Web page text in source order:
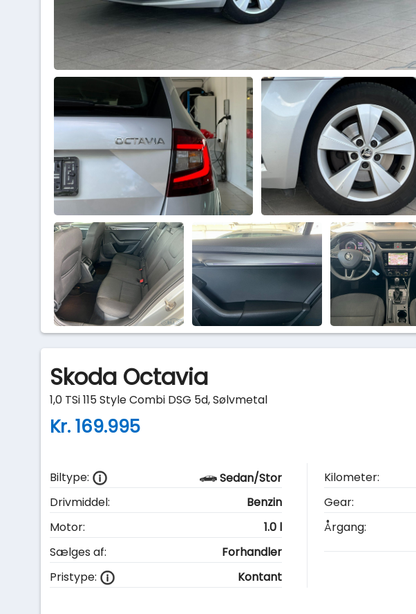
Skoda Octavia
1,0 TSi 115 Style Combi DSG 5d, Sølvmetal
Kr. 169.995
Biltype:
Sedan/Stor
Drivmiddel:
Benzin
Motor:
1.0 l
Sælges af:
Forhandler
Pristype:
Kontant
Kilometer:
Gear:
Årgang: